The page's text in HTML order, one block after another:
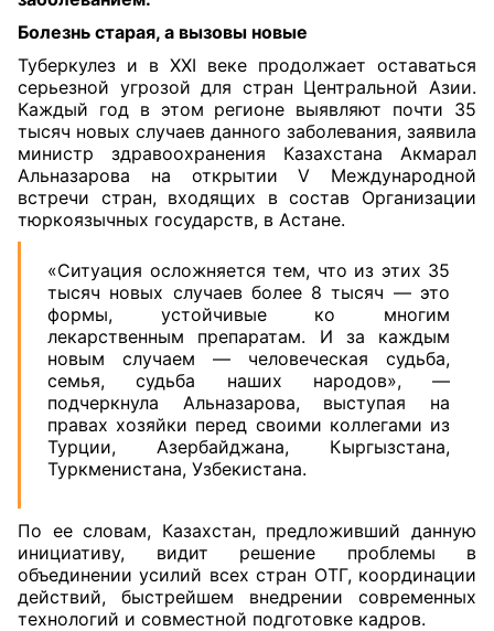
Болезнь старая, а вызовы новые
Туберкулез и в XXI веке продолжает оставаться
серьезной угрозой для стран Центральной Азии.
Каждый год в этом регионе выявляют почти 35
тысяч новых случаев данного заболевания, заявила
министр здравоохранения Казахстана Акмарал
Альназарова на открытии V Международной
встречи стран, входящих в состав Организации
тюркоязычных государств, в Астане.
«Ситуация осложняется тем, что из этих 35
тысяч новых случаев более 8 тысяч — это
формы, устойчивые ко многим
лекарственным препаратам. И за каждым
новым случаем — человеческая судьба,
семья, судьба наших народов», —
подчеркнула Альназарова, выступая на
правах хозяйки перед своими коллегами из
Турции, Азербайджана, Кыргызстана,
Туркменистана, Узбекистана.
По ее словам, Казахстан, предложивший данную
инициативу, видит решение проблемы в
объединении усилий всех стран ОТГ, координации
действий, быстрейшем внедрении современных
технологий и совместной подготовке кадров.